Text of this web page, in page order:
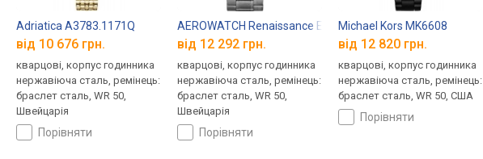
Adriatica A3783.1171Q
від 10 676 грн.
кварцові, корпус годинника
нержавіюча сталь, ремінець:
браслет сталь, WR 50,
Швейцарія
порівняти
AEROWATCH Renaissance Elegance 42938AA16M
від 12 292 грн.
кварцові, корпус годинника
нержавіюча сталь, ремінець:
браслет сталь, WR 50,
Швейцарія
порівняти
Michael Kors MK6608
від 12 820 грн.
кварцові, корпус годинника
нержавіюча сталь, ремінець:
браслет сталь, WR 50, США
порівняти